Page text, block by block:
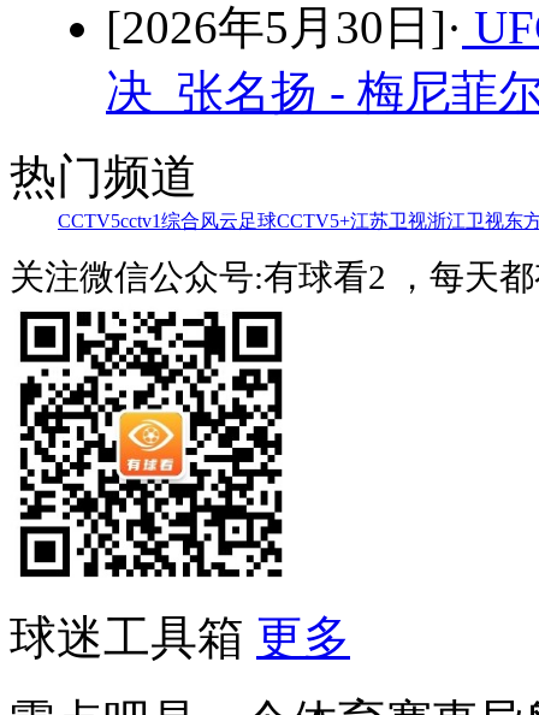
[2026年5月30日]·
决 张名扬 - 梅尼菲
热门频道
CCTV5cctv1综合风云足球CCTV5+江苏卫视浙江卫视东
关注微信公众号:有球看2 ，每天
球迷工具箱 更多